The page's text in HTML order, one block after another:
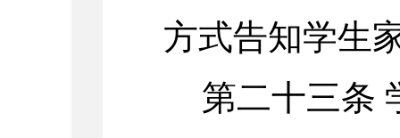
方式告知学生
第二十三条